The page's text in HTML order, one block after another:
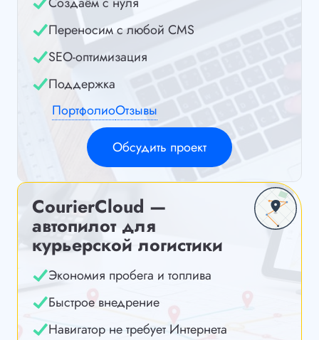
Переносим с любой CMS
SEO-оптимизация
Поддержка
ПортфолиоОтзывы
Обсудить проект
CourierCloud —
автопилот для
курьерской логистики
Экономия пробега и топлива
Быстрое внедрение
Навигатор не требует Интернета